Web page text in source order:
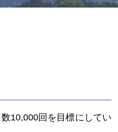
10,000回を目標にしてい